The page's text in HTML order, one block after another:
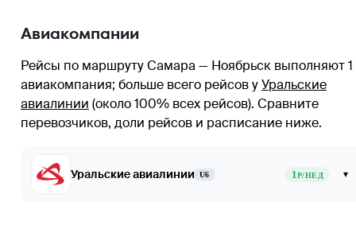
Авиакомпании
Рейсы по маршруту Самара — Ноябрьск выполняют 1
авиакомпания; больше всего рейсов уУральские
авиалинии (около 100% всех рейсов). Сравните
перевозчиков, доли рейсов и расписание ниже.
Уральские авиалинии U6 1Р/НЕД ▾